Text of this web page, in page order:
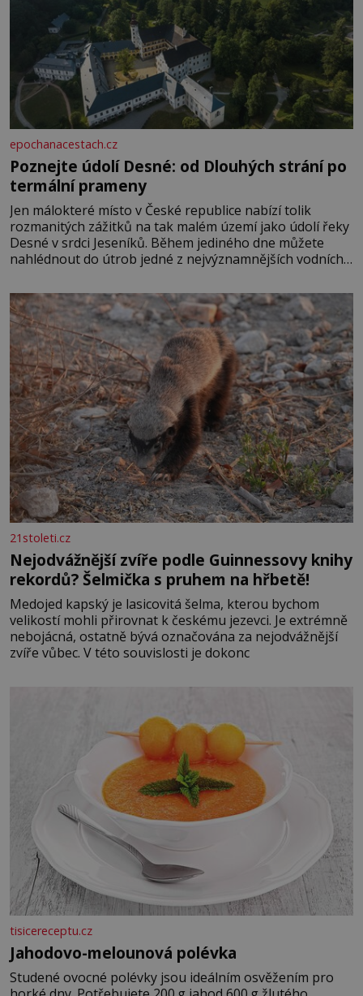
epochanacestach.cz
Poznejte údolí Desné: od Dlouhých strání po
termální prameny
Jen málokteré místo v České republice nabízí tolik
rozmanitých zážitků na tak malém území jako údolí řeky
Desné v srdci Jeseníků. Během jediného dne můžete
nahlédnout do útrob jedné z nejvýznamnějších vodních
se na koloběžce a den zakončit poznáváním památek ve
Velkých Losinách nebo v termálním
21stoleti.cz
Nejodvážnější zvíře podle Guinnessovy knihy
rekordů? Šelmička s pruhem na hřbetě!
Medojed kapský je lasicovitá šelma, kterou bychom
velikostí mohli přirovnat k českému jezevci. Je extrémně
nebojácná, ostatně bývá označována za nejodvážnější
zvíře vůbec. V této souvislosti je dokonc
tisicereceptu.cz
Jahodovo-melounová polévka
Studené ovocné polévky jsou ideálním osvěžením pro